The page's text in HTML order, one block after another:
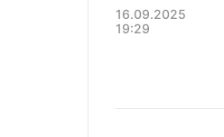
16.09.2025
19:29